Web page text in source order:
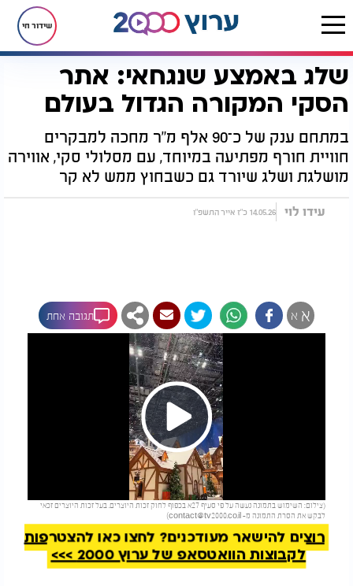
שידור חי
דף הבית רץ בוואטסאפ שלג באמצע שנגחאי: אתר הסקי המקורה הגדול בעולם
שלג באמצע שנגחאי: אתר
הסקי המקורה הגדול בעולם
במתחם ענק של כ־90 אלף מ"ר מחכה למבקרים
חוויית חורף מפתיעה במיוחד, עם מסלולי סקי, אווירה
מושלגת ושלג שיורד גם כשבחוץ ממש לא קר
עידו לוי 14.05.26 כ"ז אייר התשפ"ו
א א תגובה אחת
Play
Video
(צילום: השימוש בתמונה נעשה על פי סעיף 27א בכפוף לחוק זכות היוצרים. בעל זכות היוצרים זכאי
לבקש את הסרת התמונה מ- contact@tv2000.co.il
)
להמשך קריאה
רוצים להישאר מעודכנים? לחצו כאן להצטרפות
לקבוצות הוואטסאפ של ערוץ 2000 >>>